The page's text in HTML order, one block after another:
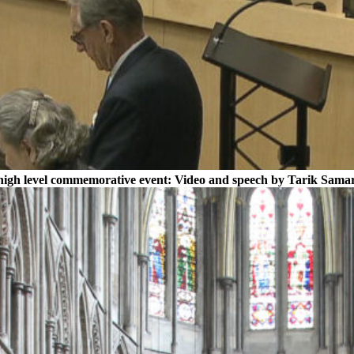
level commemorative event: Video and speech by Tarik